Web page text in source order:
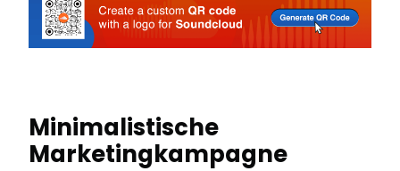
Minimalistische
Marketingkampagne